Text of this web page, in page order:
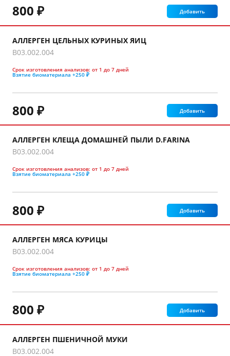
800 ₽ Добавить
АЛЛЕРГЕН ЦЕЛЬНЫХ КУРИНЫХ ЯИЦ
B03.002.004
Срок изготовления анализов: от 1 до 7 дней
Взятие биоматериала +250 ₽
800 ₽ Добавить
АЛЛЕРГЕН КЛЕЩА ДОМАШНЕЙ ПЫЛИ D.FARINA
B03.002.004
Срок изготовления анализов: от 1 до 7 дней
Взятие биоматериала +250 ₽
800 ₽ Добавить
АЛЛЕРГЕН МЯСА КУРИЦЫ
B03.002.004
Срок изготовления анализов: от 1 до 7 дней
Взятие биоматериала +250 ₽
800 ₽ Добавить
АЛЛЕРГЕН ПШЕНИЧНОЙ МУКИ
B03.002.004